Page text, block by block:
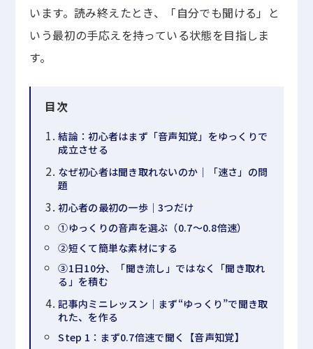
います。読み終えたとき、「自分でも聞ける」と
いう最初の手応えを持っている状態を目指しま
す。
目次
結論：初心者はまず「音声知覚」をゆっくりで
成立させる
なぜ初心者は聞き取れないのか｜「速さ」の問
題
初心者の最初の一歩｜3つだけ
①ゆっくりの音声を選ぶ（0.7〜0.8倍速）
②短くて簡単な素材にする
③1日10分、「聞き流し」ではなく「聞き取れ
る」を積む
記事内ミニレッスン｜まず“ゆっくり”で聞き取
れた、を作る
Step 1：まず0.7倍速で聞く【音声知覚】